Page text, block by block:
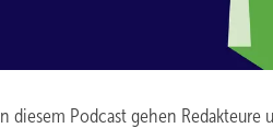
In diesem Podcast gehen Redakteure